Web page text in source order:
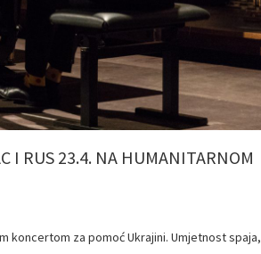
I RUS 23.4. NA HUMANITARNOM
koncertom za pomoć Ukrajini. Umjetnost spaja,